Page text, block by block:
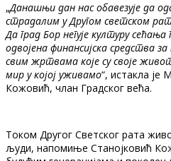
„Данашњи дан нас обавезује да
страдалим у Другом светском
Да град Бор негује културу
одвојена финансијска средства
свим жртвама које су своје
мир у којој уживамо“, истакла је
Кожовић, члан Градског већа.
Током Другог Светског рата
људи, напомиње Станојковић